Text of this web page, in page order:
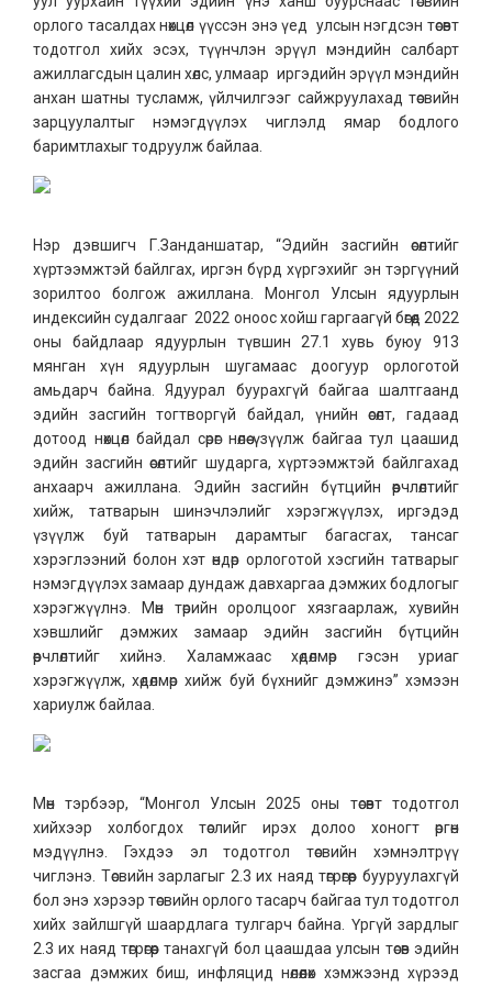
орлого тасалдах нөхцөл үүссэн энэ үед улсын нэгдсэн төсөвт
тодотгол хийх эсэх, түүнчлэн эрүүл мэндийн салбарт
ажиллагсдын цалин хөлс, улмаар иргэдийн эрүүл мэндийн
анхан шатны тусламж, үйлчилгээг сайжруулахад төсвийн
зарцуулалтыг нэмэгдүүлэх чиглэлд ямар бодлого
баримтлахыг тодруулж байлаа.
Нэр дэвшигч Г.Занданшатар, “Эдийн засгийн өсөлтийг
хүртээмжтэй байлгах, иргэн бүрд хүргэхийг эн тэргүүний
зорилтоо болгож ажиллана. Монгол Улсын ядуурлын
индексийн судалгааг 2022 оноос хойш гаргаагүй бөгөөд 2022
оны байдлаар ядуурлын түвшин 27.1 хувь буюу 913
мянган хүн ядуурлын шугамаас доогуур орлоготой
амьдарч байна. Ядуурал буурахгүй байгаа шалтгаанд
эдийн засгийн тогтворгүй байдал, үнийн өсөлт, гадаад
дотоод нөхцөл байдал сөрөг нөлөө үзүүлж байгаа тул цаашид
эдийн засгийн өсөлтийг шударга, хүртээмжтэй байлгахад
анхаарч ажиллана. Эдийн засгийн бүтцийн өөрчлөлтийг
хийж, татварын шинэчлэлийг хэрэгжүүлэх, иргэдэд
үзүүлж буй татварын дарамтыг багасгах, тансаг
хэрэглээний болон хэт өндөр орлоготой хэсгийн татварыг
нэмэгдүүлэх замаар дундаж давхаргаа дэмжих бодлогыг
хэрэгжүүлнэ. Мөн төрийн оролцоог хязгаарлаж, хувийн
хэвшлийг дэмжих замаар эдийн засгийн бүтцийн
өөрчлөлтийг хийнэ. Халамжаас хөдөлмөр гэсэн уриаг
хэрэгжүүлж, хөдөлмөр хийж буй бүхнийг дэмжинэ” хэмээн
хариулж байлаа.
Мөн тэрбээр, “Монгол Улсын 2025 оны төсөвт тодотгол
хийхээр холбогдох төслийг ирэх долоо хоногт өргөн
мэдүүлнэ. Гэхдээ эл тодотгол төсвийн хэмнэлтрүү
чиглэнэ. Төсвийн зарлагыг 2.3 их наяд төгрөгөөр бууруулахгүй
бол энэ хэрээр төсвийн орлого тасарч байгаа тул тодотгол
хийх зайлшгүй шаардлага тулгарч байна. Үргүй зардлыг
2.3 их наяд төгрөгөөр танахгүй бол цаашдаа улсын төсөв эдийн
засгаа дэмжих биш, инфляцид нөлөөлөх хэмжээнд хүрээд